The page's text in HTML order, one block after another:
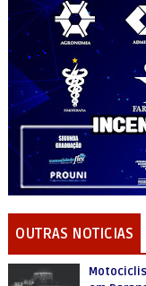
OUTRAS NOTICIAS